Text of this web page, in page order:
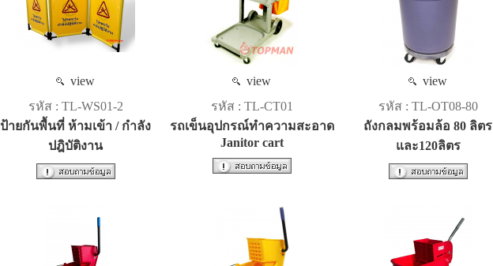
view
รหัส : TL-WS01-2
ป้ายกันพื้นที่ ห้ามเข้า / กำลัง
ปฎิบัติงาน
view
รหัส : TL-CT01
รถเข็นอุปกรณ์ทำความสะอาด
Janitor cart
view
รหัส : TL-OT08-80
ถังกลมพร้อมล้อ 80 ลิตร
และ120ลิตร